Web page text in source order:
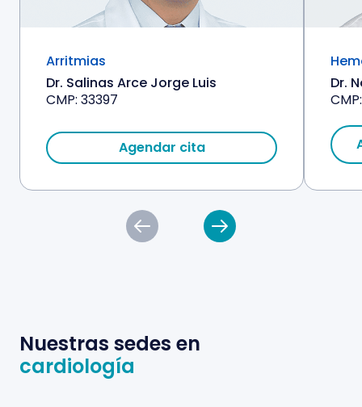
Arritmias
Dr. Salinas Arce Jorge Luis
CMP: 33397
Agendar cita
Dr.
Nuestras sedes en
cardiología